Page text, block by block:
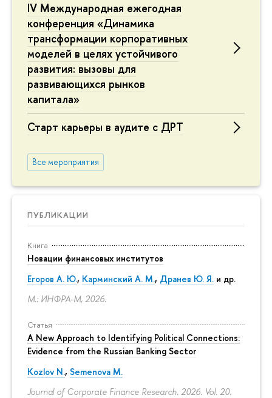
IV Международная ежегодная
конференция «Динамика
трансформации корпоративных
моделей в целях устойчивого
развития: вызовы для
развивающихся рынков
капитала»
Старт карьеры в аудите с ДРТ
Все мероприятия
ПУБЛИКАЦИИ
Книга
Новации финансовых институтов
Егоров А. Ю., Карминский А. М., Дранев Ю. Я. и др.
М.: ИНФРА-М, 2026.
Статья
A New Approach to Identifying Political Connections:
Evidence from the Russian Banking Sector
Kozlov N., Semenova M.
Journal of Corporate Finance Research. 2026. Vol. 20.